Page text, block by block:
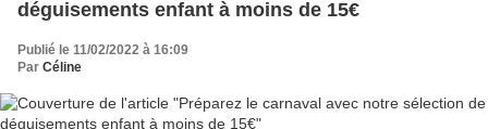
déguisements enfant à moins de 15€
Publié le 11/02/2022 à 16:09
Par Céline